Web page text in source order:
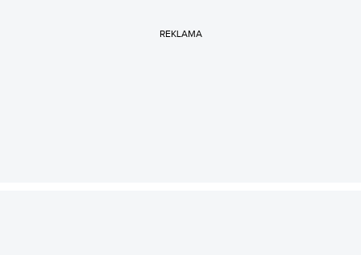
REKLAMA